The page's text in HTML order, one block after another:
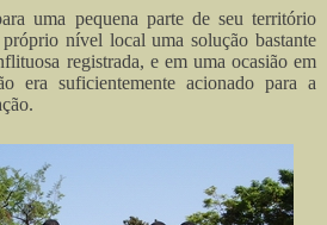
uma pequena parte de seu território
nível local uma solução bastante
registrada, e em uma ocasião em
era suficientemente acionado para a